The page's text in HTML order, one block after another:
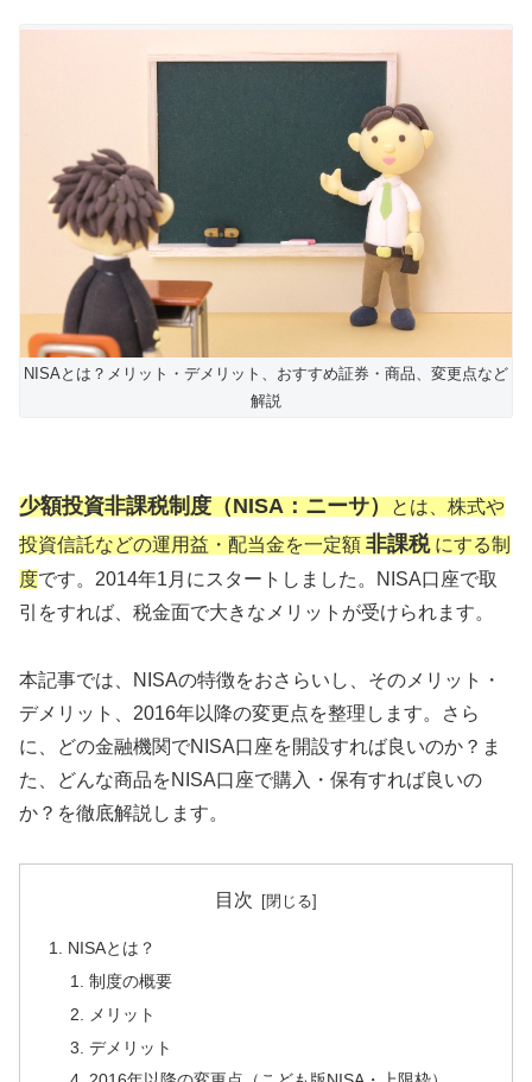
NISAとは？メリット・デメリット、おすすめ証券・商品、変更点など
解説
少額投資非課税制度（NISA：ニーサ）
とは、株式や
投資信託などの運用益・配当金を一定額 非課税にする制
度です。2014年1月にスタートしました。NISA口座で取
引をすれば、税金面で大きなメリットが受けられます。
本記事では、NISAの特徴をおさらいし、そのメリット・
デメリット、2016年以降の変更点を整理します。さら
に、どの金融機関でNISA口座を開設すれば良いのか？ま
た、どんな商品をNISA口座で購入・保有すれば良いの
か？を徹底解説します。
目次
NISAとは？
制度の概要
メリット
デメリット